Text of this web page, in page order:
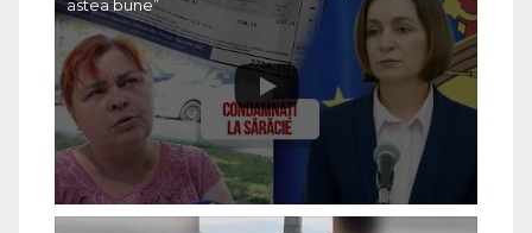
astea bune”